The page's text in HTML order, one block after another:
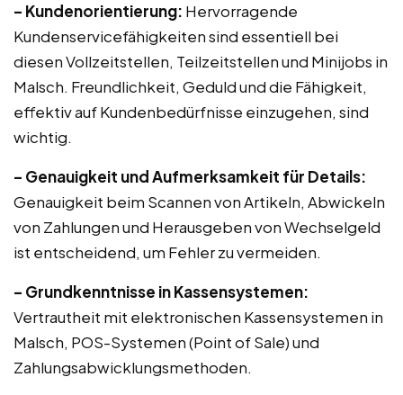
– Kundenorientierung: Hervorragende
Kundenservicefähigkeiten sind essentiell bei
diesen Vollzeitstellen, Teilzeitstellen und Minijobs in
Malsch. Freundlichkeit, Geduld und die Fähigkeit,
effektiv auf Kundenbedürfnisse einzugehen, sind
wichtig.
– Genauigkeit und Aufmerksamkeit für Details:
Genauigkeit beim Scannen von Artikeln, Abwickeln
von Zahlungen und Herausgeben von Wechselgeld
ist entscheidend, um Fehler zu vermeiden.
– Grundkenntnisse in Kassensystemen:
Vertrautheit mit elektronischen Kassensystemen in
Malsch, POS-Systemen (Point of Sale) und
Zahlungsabwicklungsmethoden.